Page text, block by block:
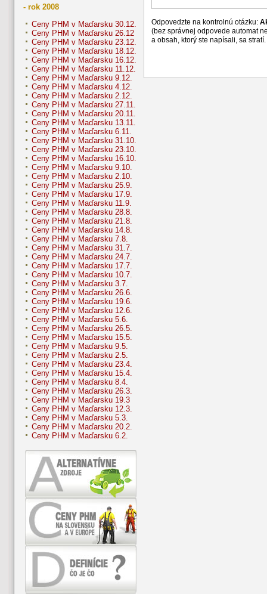
- rok 2008
Ceny PHM v Maďarsku 30.12.
Ceny PHM v Maďarsku 26.12
Ceny PHM v Maďarsku 23.12.
Ceny PHM v Maďarsku 18.12.
Ceny PHM v Maďarsku 16.12.
Ceny PHM v Maďarsku 11.12.
Ceny PHM v Maďarsku 9.12.
Ceny PHM v Maďarsku 4.12.
Ceny PHM v Maďarsku 2.12.
Ceny PHM v Maďarsku 27.11.
Ceny PHM v Maďarsku 20.11.
Ceny PHM v Maďarsku 13.11.
Ceny PHM v Maďarsku 6.11.
Ceny PHM v Maďarsku 31.10.
Ceny PHM v Maďarsku 23.10.
Ceny PHM v Maďarsku 16.10.
Ceny PHM v Maďarsku 9.10.
Ceny PHM v Maďarsku 2.10.
Ceny PHM v Maďarsku 25.9.
Ceny PHM v Maďarsku 17.9.
Ceny PHM v Maďarsku 11.9.
Ceny PHM v Maďarsku 28.8.
Ceny PHM v Maďarsku 21.8.
Ceny PHM v Maďarsku 14.8.
Ceny PHM v Maďarsku 7.8.
Ceny PHM v Maďarsku 31.7.
Ceny PHM v Maďarsku 24.7.
Ceny PHM v Maďarsku 17.7.
Ceny PHM v Maďarsku 10.7.
Ceny PHM v Maďarsku 3.7.
Ceny PHM v Maďarsku 26.6.
Ceny PHM v Maďarsku 19.6.
Ceny PHM v Maďarsku 12.6.
Ceny PHM v Maďarsku 5.6.
Ceny PHM v Maďarsku 26.5.
Ceny PHM v Maďarsku 15.5.
Ceny PHM v Maďarsku 9.5.
Ceny PHM v Maďarsku 2.5.
Ceny PHM v Maďarsku 23.4.
Ceny PHM v Maďarsku 15.4.
Ceny PHM v Maďarsku 8.4.
Ceny PHM v Maďarsku 26.3.
Ceny PHM v Maďarsku 19.3
Ceny PHM v Maďarsku 12.3.
Ceny PHM v Maďarsku 5.3.
Ceny PHM v Maďarsku 20.2.
Ceny PHM v Maďarsku 6.2.
Odpovedzte na kontrolnú otázku:
(bez správnej odpovede automat
a obsah, ktorý ste napísali, sa